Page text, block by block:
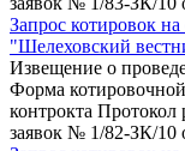
Запрос котировок
"Шелеховский
Извещение о
Форма
контрокта
заявок № 1/82-ЗК/10